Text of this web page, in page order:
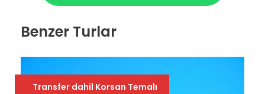
Benzer Turlar
Transfer dahil Korsan Temalı